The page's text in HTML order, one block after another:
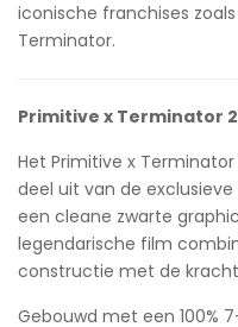
iconische franchises
Terminator.
Primitive x Terminator
Het Primitive x
deel uit van de
een cleane zwarte
legendarische film
constructie met de
Gebouwd met een 100%